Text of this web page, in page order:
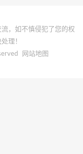
，如不慎侵犯了您的权
理！
网站地图